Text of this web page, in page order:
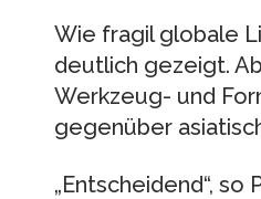
Wie fragil globale
deutlich gezeigt.
Werkzeug- und
gegenüber
„Entscheidend“,